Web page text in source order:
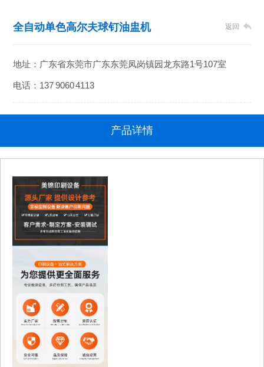
全自动单色高尔夫球钉油盅机 返回
地址：广东省东莞市广东东莞凤岗镇园龙东路1号107室
电话：137 9060 4113
产品详情